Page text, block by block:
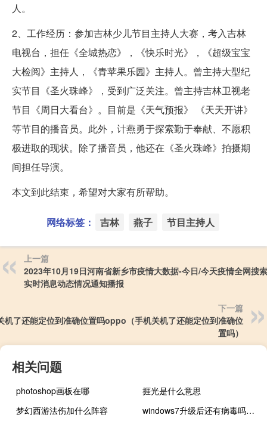
人。
2、工作经历：参加吉林少儿节目主持人大赛，考入吉林
电视台，担任《全城热恋》，《快乐时光》，《超级宝宝
大检阅》主持人，《青苹果乐园》主持人。曾主持大型纪
实节目《圣火珠峰》，受到广泛关注。曾主持吉林卫视老
节目《周日大看台》。目前是《天气预报》 《天天开讲》
等节目的播音员。此外，计燕勇于探索勤于奉献、不愿积
极进取的现状。除了播音员，他还在《圣火珠峰》拍摄期
间担任导演。
本文到此结束，希望对大家有所帮助。
网络标签： 吉林 燕子 节目主持人
上一篇
2023年10月19日河南省新乡市疫情大数据-今日/今天疫情全网搜
实时消息动态情况通知播报
下一篇
机了还能定位到准确位置吗oppo（手机关机了还能定位到准确位
置吗）
相关问题
photoshop画板在哪
捱光是什么意思
梦幻西游法伤加什么阵容
windows7升级后还有病毒吗（windwos7）